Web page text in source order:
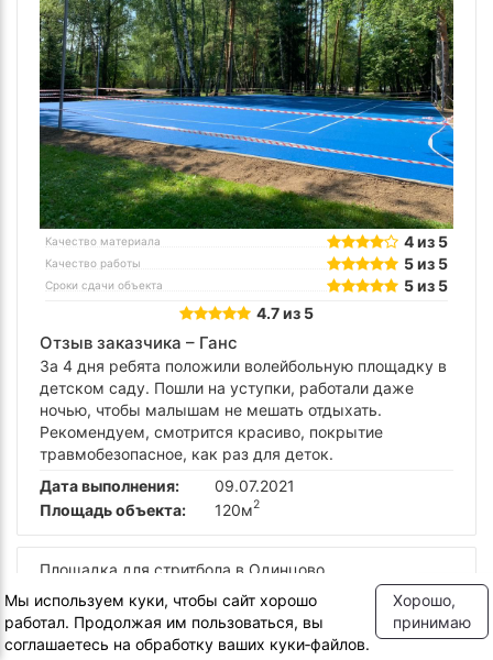
Качество материала 4 из 5
Качество работы 5 из 5
Сроки сдачи объекта
5 из 5
4.7 из 5
Отзыв заказчика – Ганс
За 4 дня ребята положили волейбольную площадку в
детском саду. Пошли на уступки, работали даже
ночью, чтобы малышам не мешать отдыхать.
Рекомендуем, смотрится красиво, покрытие
травмобезопасное, как раз для деток.
Дата выполнения:
09.07.2021
Площадь объекта:
120м2
Площадка для стритбола в Одинцово
Посмотреть объект
Мы используем куки, чтобы сайт хорошо
работал. Продолжая им пользоваться, вы
соглашаетесь на обработку ваших куки‑файлов.
Хорошо,
принимаю